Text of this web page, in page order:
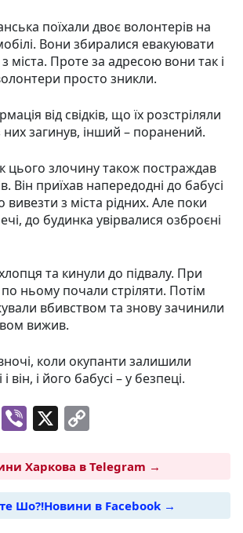
поїхали двоє волонтерів на
Вони збиралися евакуювати
міста. Проте за адресою вони так і
просто зникли.
від свідків, що їх розстріляли
загинув, інший – поранений.
цього злочину також постраждав
Він приїхав напередодні до бабусі
з міста рідних. Але поки
до будинка увірвалися озброєні
та кинули до підвалу. При
по ньому почали стріляти. Потім
вбивством та знову зачинили
вижив.
коли окупанти залишили
він, і його бабусі – у безпеці.
W Vi
er
X
p
y
Li
Харкова в Telegram →
Шо?!Новини в Facebook →